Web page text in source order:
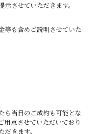
させていただきます。
等も含めご説明させていた
ら当日のご成約も可能とな
用意させていただいており
きます。